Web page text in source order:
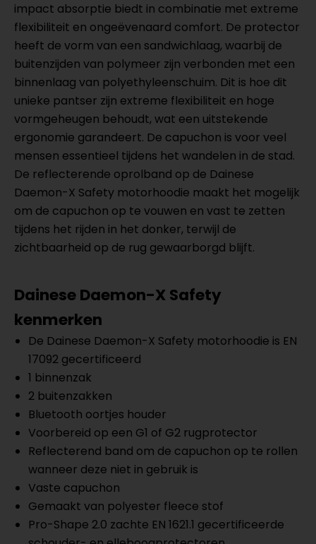
impact absorptie biedt in combinatie met extreme
flexibiliteit en ongeëvenaard comfort. De protector
heeft de vorm van een sandwichlaag, waarbij de
buitenzijden van polymeer zijn verbonden met een
binnenlaag van polyethyleenschuim. Dit is hoe dit
unieke pantser zijn extreme flexibiliteit en hoge
vormgeheugen behoudt, wat een uitstekende
ergonomie garandeert. De capuchon is voor veel
mensen essentieel tijdens het wandelen in de stad.
De reflecterende oprolband op de Dainese
Daemon-X Safety motorhoodie maakt het mogelijk
om de capuchon op te vouwen en vast te zetten
tijdens het rijden in het donker, terwijl de
zichtbaarheid op de rug gewaarborgd blijft.
Dainese Daemon-X Safety
kenmerken
De Dainese Daemon-X Safety motorhoodie is EN
17092 gecertificeerd
1 binnenzak
2 buitenzakken
Bluetooth oortjes houder
Voorbereid op een G1 of G2 rugprotector
Reflecterend band om de capuchon op te rollen
wanneer deze niet in gebruik is
Vaste capuchon
Gemaakt van polyester fleece stof
Pro-Shape 2.0 zachte EN 1621.1 gecertificeerde